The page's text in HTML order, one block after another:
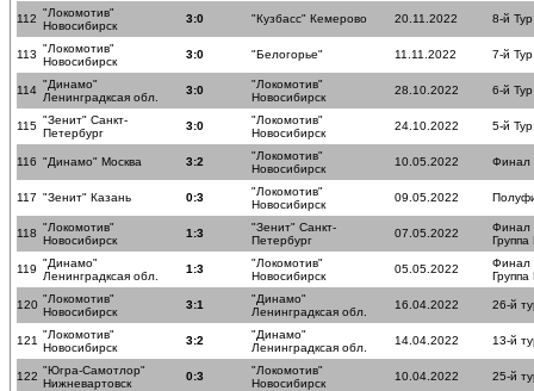
112 "Локомотив"
Новосибирск
3:0 "Кузбасс" Кемерово 20.11.2022 8-й Тур
113 "Локомотив"
Новосибирск
3:0 "Белогорье" 11.11.2022 7-й Тур
114 "Динамо"
Ленинградксая обл.
3:0
"Локомотив"
Новосибирск
28.10.2022 6-й Тур
115 "Зенит" Санкт-
Петербург
3:0
"Локомотив"
Новосибирск
24.10.2022 5-й Тур
116 "Динамо" Москва 3:2
"Локомотив"
Новосибирск
10.05.2022 Финал
117 "Зенит" Казань 0:3
"Локомотив"
Новосибирск
09.05.2022
118 "Локомотив"
Новосибирск
1:3
"Зенит" Санкт-
Петербург
07.05.2022
Финал
Группа
119 "Динамо"
Ленинградксая обл.
1:3
"Локомотив"
Новосибирск
05.05.2022
Финал
Группа
120 "Локомотив"
Новосибирск
3:1
"Динамо"
Ленинградксая обл.
16.04.2022 26-й
121 "Локомотив"
Новосибирск
3:2
"Динамо"
Ленинградксая обл.
14.04.2022 13-й
122 "Югра-Самотлор"
Нижневартовск
0:3
"Локомотив"
Новосибирск
10.04.2022 25-й